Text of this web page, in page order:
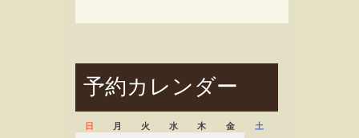
予約カレンダー
日 月 火 水 木 金 土